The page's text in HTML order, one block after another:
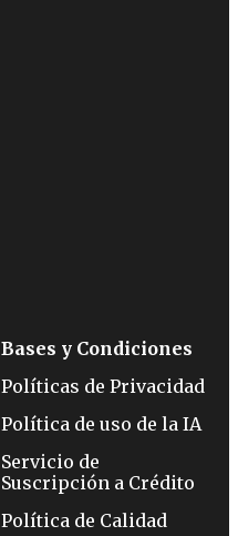
Bases y Condiciones
Políticas de Privacidad
Política de uso de la IA
Servicio de
Suscripción a Crédito
Política de Calidad